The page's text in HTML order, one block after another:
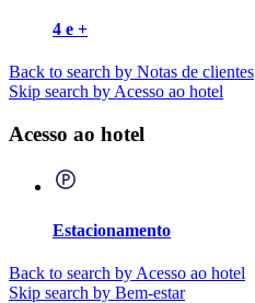
4 e +
Back to search by Notas de clientes
Skip search by Acesso ao hotel
Acesso ao hotel
Estacionamento
Back to search by Acesso ao hotel
Skip search by Bem-estar